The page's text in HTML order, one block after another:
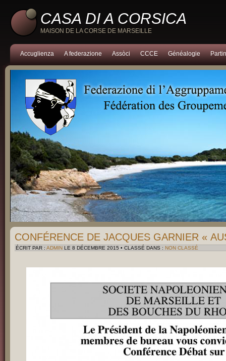
CASA DI A CORSICA
MAISON DE LA CORSE DE MARSEILLE
Accuglienza A federazione Assòci CCCE Généalogie
CONFÉRENCE DE JACQUES GARNIER «
ÉCRIT PAR : ADMIN LE 8 DÉCEMBRE 2015 • CLASSÉ DANS : NON CLASSÉ